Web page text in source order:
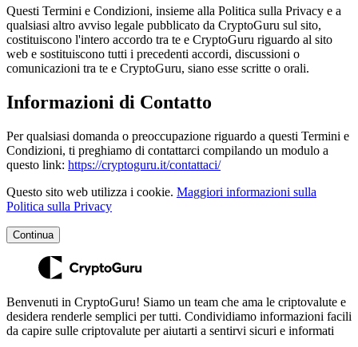
Questi Termini e Condizioni, insieme alla Politica sulla Privacy e a
qualsiasi altro avviso legale pubblicato da CryptoGuru sul sito,
costituiscono l'intero accordo tra te e CryptoGuru riguardo al sito
web e sostituiscono tutti i precedenti accordi, discussioni o
comunicazioni tra te e CryptoGuru, siano esse scritte o orali.
Informazioni di Contatto
Per qualsiasi domanda o preoccupazione riguardo a questi Termini e
Condizioni, ti preghiamo di contattarci compilando un modulo a
questo link: https://cryptoguru.it/contattaci/
Questo sito web utilizza i cookie. Maggiori informazioni sulla
Politica sulla Privacy
Continua
Benvenuti in CryptoGuru! Siamo un team che ama le criptovalute e
desidera renderle semplici per tutti. Condividiamo informazioni facili
da capire sulle criptovalute per aiutarti a sentirvi sicuri e informati